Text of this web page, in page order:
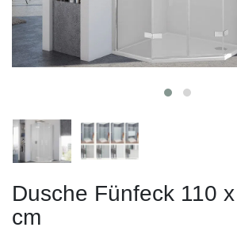
Dusche Fünfeck 110
cm